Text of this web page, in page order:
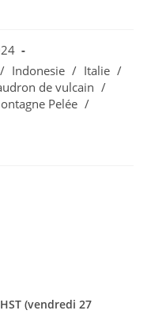
/ Indonesie / Italie /
de vulcain /
Pelée /
(vendredi 27